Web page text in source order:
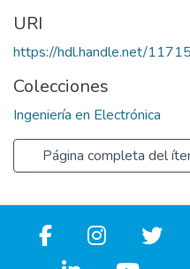
URI
https://hdl.handle.net/
Colecciones
Ingeniería en Electrónica
Página completa del